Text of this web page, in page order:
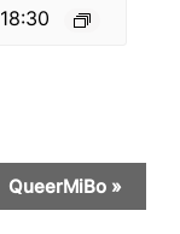
18:30
QueerMiBo »